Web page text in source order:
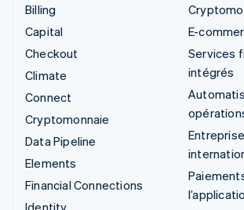
Billing
Capital
Checkout
Climate
Connect
Cryptomonnaie
Data Pipeline
Elements
Financial Connections
Identity
E-
Services
intégrés